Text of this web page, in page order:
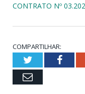
CONTRATO Nº
COMPARTILHAR:
Twitter
Email